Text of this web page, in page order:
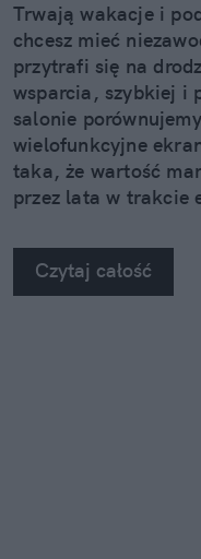
Trwają wakacje i
chcesz mieć
przytrafi się na
wsparcia, szybkiej i
salonie
wielofunkcyjne
taka, że wartość
przez lata w trakcie
pierwszoplanową rolę.
Czytaj całość